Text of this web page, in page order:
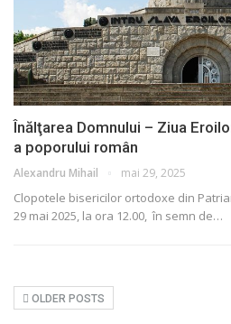
Înălţarea Domnului – Ziua
a poporului român
Alexandru Mihail mai 29, 2025
Clopotele bisericilor ortodoxe din
29 mai 2025, la ora 12.00, în semn de…
OLDER POSTS